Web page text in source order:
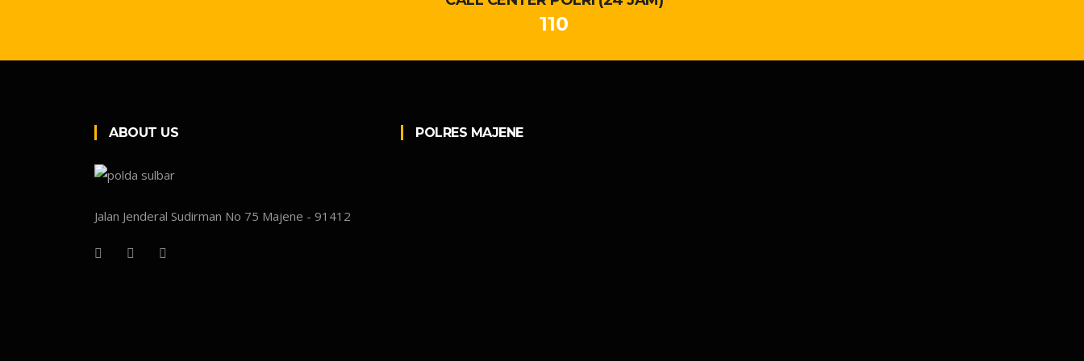
110
ABOUT US
Jalan Jenderal Sudirman No 75 Majene - 91412
POLRES MAJENE